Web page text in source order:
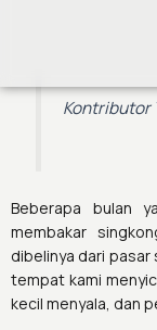
Kontributor
Beberapa bulan
membakar
dibelinya dari pasar
tempat kami
kecil menyala, dan